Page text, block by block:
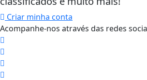
Criar minha conta
Acompanhe-nos através das redes